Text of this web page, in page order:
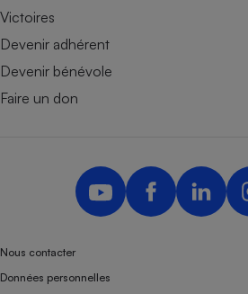
Victoires
Devenir adhérent
Devenir bénévole
Faire un don
Nous contacter
Données personnelles